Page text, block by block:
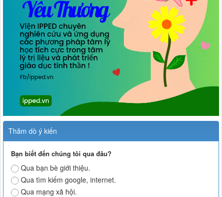
Thăm dò ý kiến
Bạn biết đến chúng tôi qua đâu?
Qua bạn bè giới thiệu.
Qua tìm kiếm google, internet.
Qua mạng xã hội.